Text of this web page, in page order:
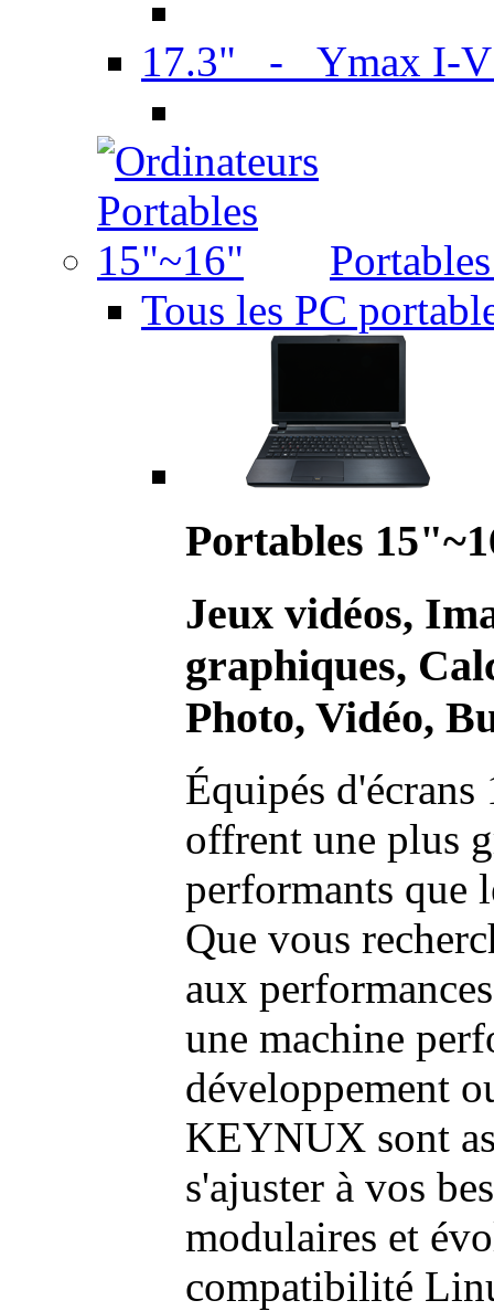
17.3" - Ymax I-
Tous les PC
Portables
Jeux vidéos,
graphiques,
Photo, Vidéo,
Équipés
offrent une plus
performants que
Que vous
aux
une machine
développement
KEYNUX sont
s'ajuster à vos
modulaires et
compatibilité